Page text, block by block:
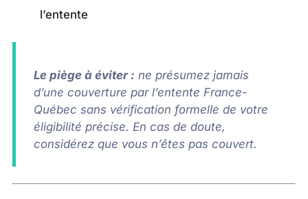
l’entente
Le piège à éviter : ne présumez jamais
d’une couverture par l’entente France-
Québec sans vérification formelle de votre
éligibilité précise. En cas de doute,
considérez que vous n’êtes pas couvert.